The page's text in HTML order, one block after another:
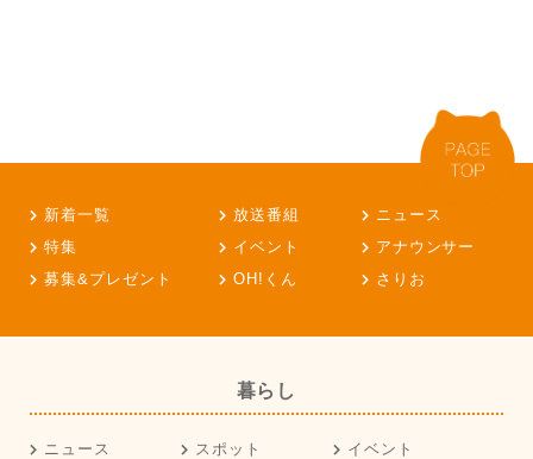
新着一覧 放送番組
ニュース
特集
イベント
アナウンサー
募集&プレゼント
OH!くん さりお
暮らし
ニュース スポット
イベント